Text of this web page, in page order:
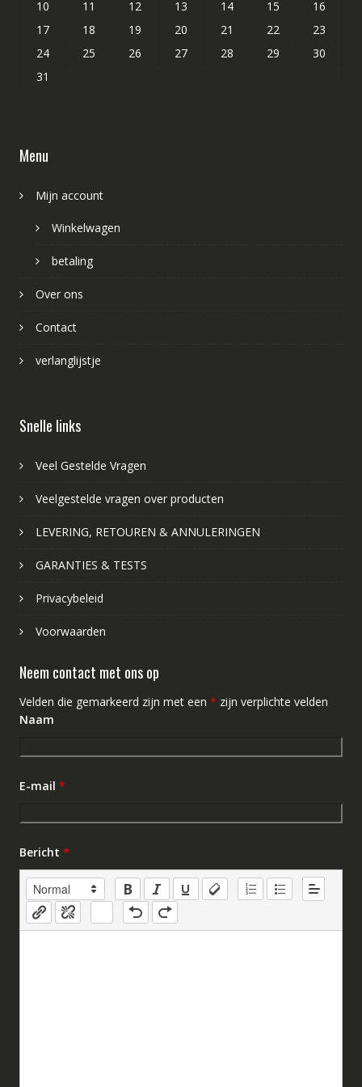
10
11 12 13 14 15
16
17
18 19 20 21 22
23
24
25 26 27 28 29
30
31
Menu
Mijn account
Winkelwagen
betaling
Over ons
Contact
verlanglijstje
Snelle links
Veel Gestelde Vragen
Veelgestelde vragen over producten
LEVERING, RETOUREN & ANNULERINGEN
GARANTIES & TESTS
Privacybeleid
Voorwaarden
Neem contact met ons op
Velden die gemarkeerd zijn met een * zijn verplichte velden
Naam
E-mail *
Bericht *